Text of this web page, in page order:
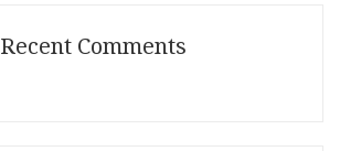
Recent Comments